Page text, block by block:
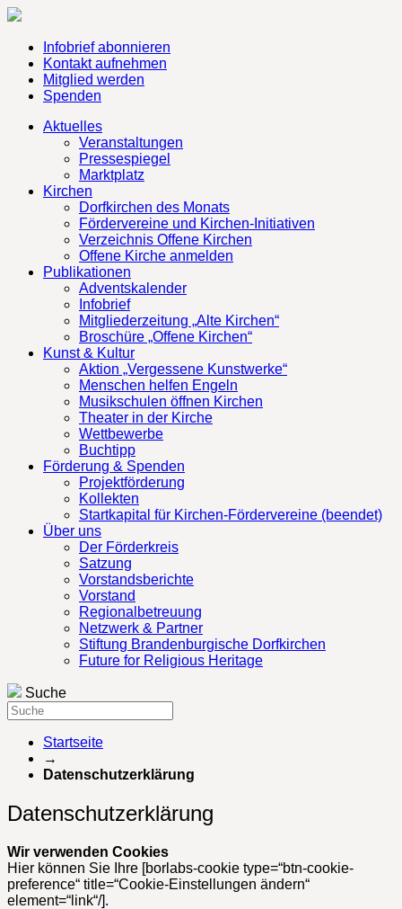
Infobrief abonnieren
Kontakt aufnehmen
Mitglied werden
Spenden
Aktuelles
Veranstaltungen
Pressespiegel
Marktplatz
Kirchen
Dorfkirchen des Monats
Fördervereine und Kirchen-Initiativen
Verzeichnis Offene Kirchen
Offene Kirche anmelden
Publikationen
Adventskalender
Infobrief
Mitgliederzeitung „Alte Kirchen“
Broschüre „Offene Kirchen“
Kunst & Kultur
Aktion „Vergessene Kunstwerke“
Menschen helfen Engeln
Musikschulen öffnen Kirchen
Theater in der Kirche
Wettbewerbe
Buchtipp
Förderung & Spenden
Projektförderung
Kollekten
Startkapital für Kirchen-Fördervereine (beendet)
Über uns
Der Förderkreis
Satzung
Vorstandsberichte
Vorstand
Regionalbetreuung
Netzwerk & Partner
Stiftung Brandenburgische Dorfkirchen
Future for Religious Heritage
Suche
Startseite
→
Datenschutzerklärung
Datenschutzerklärung
Wir verwenden Cookies
Hier können Sie Ihre [borlabs-cookie type=“btn-cookie-
preference“ title=“Cookie-Einstellungen ändern“
element=“link“/].